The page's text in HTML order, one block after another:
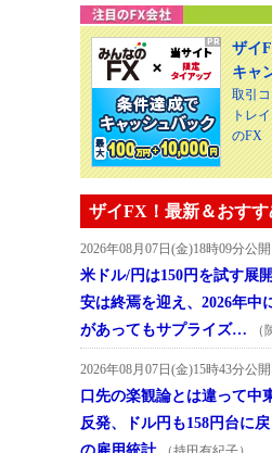
ザイ
キャ
取引
トレ
のFX
ザイFX！最新＆おす
2026年08月07日(金)18時09分公開
米ドル/円は150円を試す展
安は終焉を迎え、2026年中
があってもサプライズ…
（
2026年08月07日(金)15時43分公開
口先の楽観論とは違って中
反発、ドル円も158円台に